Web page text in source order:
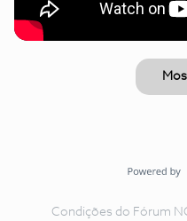
Condições do Fórum